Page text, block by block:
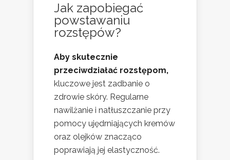
Jak zapobiegać
powstawaniu
rozstępów?
Aby skutecznie
przeciwdziałać rozstępom,
kluczowe jest zadbanie o
zdrowie skóry. Regularne
nawilżanie i natłuszczanie przy
pomocy ujędrniających kremów
oraz olejków znacząco
poprawiają jej elastyczność.